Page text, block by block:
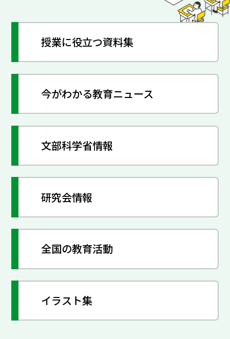
授業に役立つ資料集
今がわかる教育ニュース
文部科学省情報
研究会情報
全国の教育活動
イラスト集